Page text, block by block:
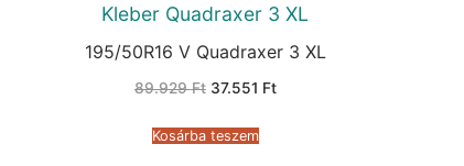
Kleber Quadraxer 3 XL
195/50R16 V Quadraxer 3 XL
89.929Ft Original
89.929 Ft.
37.551 FtCurrent
Kosárba teszem